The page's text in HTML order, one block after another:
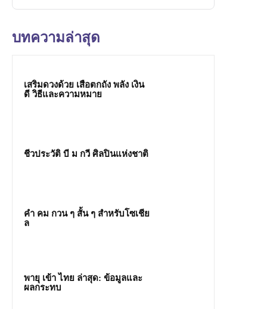
บทความล่าสุด
เสริมดวงด้วย เสือตกถัง พลัง เงิน
ดี วิธีและความหมาย
ชีวประวัติ บี ม กวี ศิลปินแห่งชาติ
คํา คม กวน ๆ สั้น ๆ สำหรับโซเชีย
ล
พายุ เข้า ไทย ล่าสุด: ข้อมูลและ
ผลกระทบ